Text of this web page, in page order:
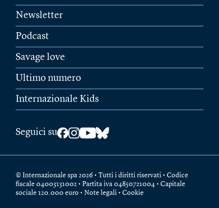
Newsletter
Podcast
Savage love
Ultimo numero
Internazionale Kids
Seguici su
© Internazionale spa 2026 • Tutti i diritti riservati • Codice
fiscale 04003131002 • Partita iva 04850721004 • Capitale
sociale 120.000 euro • Note legali • Cookie